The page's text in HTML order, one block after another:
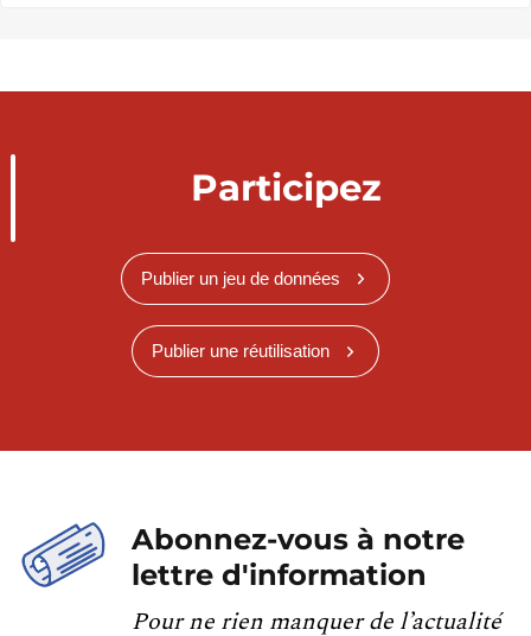
Participez
Publier un jeu de données
Publier une réutilisation
Abonnez-vous à notre
lettre d'information
Pour ne rien manquer de l’actualité